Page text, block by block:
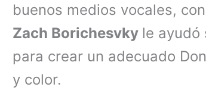
buenos medios vocales,
Zach Borichesvky le ayudó
para crear un adecuado
y color.